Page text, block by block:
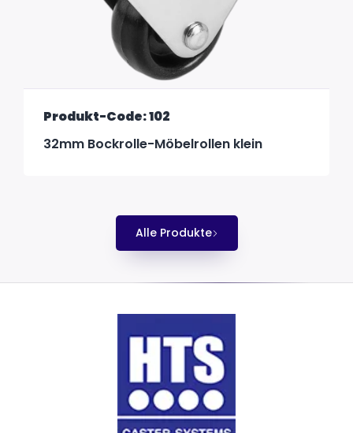
Produkt-Code: 102
32mm Bockrolle-Möbelrollen klein
Alle Produkte